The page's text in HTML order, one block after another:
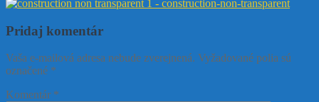
Pridaj komentár
Vaša e-mailová adresa nebude zverejnená. Vyžadované polia sú
označené *
Komentár *